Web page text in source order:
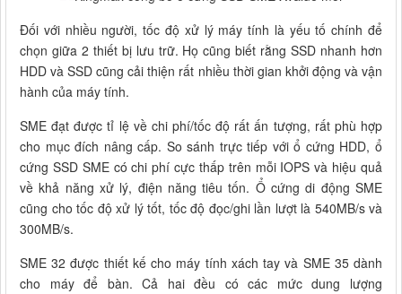
Đối với nhiều người, tốc độ xử lý máy tính là yếu tố chính để
chọn giữa 2 thiết bị lưu trữ. Họ cũng biết rằng SSD nhanh hơn
HDD và SSD cũng cải thiện rất nhiều thời gian khởi động và vận
hành của máy tính.
SME đạt được tỉ lệ về chi phí/tốc độ rất ấn tượng, rất phù hợp
cho mục đích nâng cấp. So sánh trực tiếp với ổ cứng HDD, ổ
cứng SSD SME có chi phí cực thấp trên mỗi IOPS và hiệu quả
về khả năng xử lý, điện năng tiêu tốn. Ổ cứng di động SME
cũng cho tốc độ xử lý tốt, tốc độ đọc/ghi lần lượt là 540MB/s và
300MB/s.
SME 32 được thiết kế cho máy tính xách tay và SME 35 dành
cho máy để bàn. Cả hai đều có các mức dung lượng